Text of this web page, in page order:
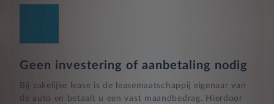
Geen investering of aanbetaling nodig
Bij zakelijke lease is de leasemaatschappij eigenaar van
de auto en betaalt u een vast maandbedrag. Hierdoor